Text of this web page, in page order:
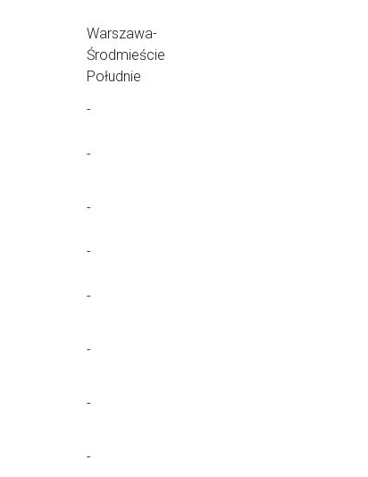
Warszawa-
Środmieście
Południe
-
-
-
-
-
-
-
-